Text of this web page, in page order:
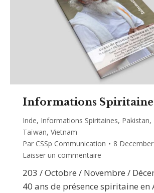
Informations
Inde, Informations Spiritaines, Pakistan,
Taïwan, Vietnam
Par CSSp Communication
8
Laisser un commentaire
203 / Octobre / Novembre /
40 ans de présence spiritaine en